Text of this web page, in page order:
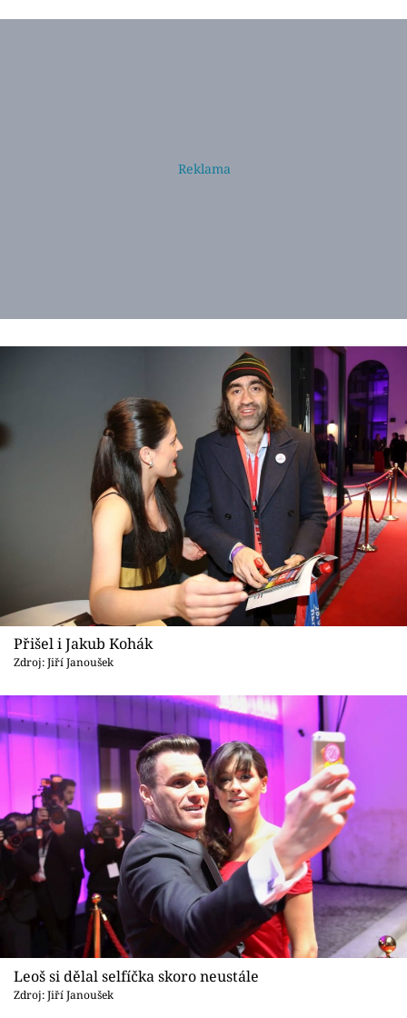
Přišel i Jakub Kohák
Zdroj: Jiří Janoušek
Leoš si dělal selfíčka skoro neustále
Zdroj: Jiří Janoušek